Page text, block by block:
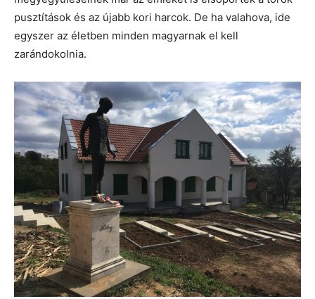
pusztítások és az újabb kori harcok. De ha valahova, ide
egyszer az életben minden magyarnak el kell
zarándokolnia.